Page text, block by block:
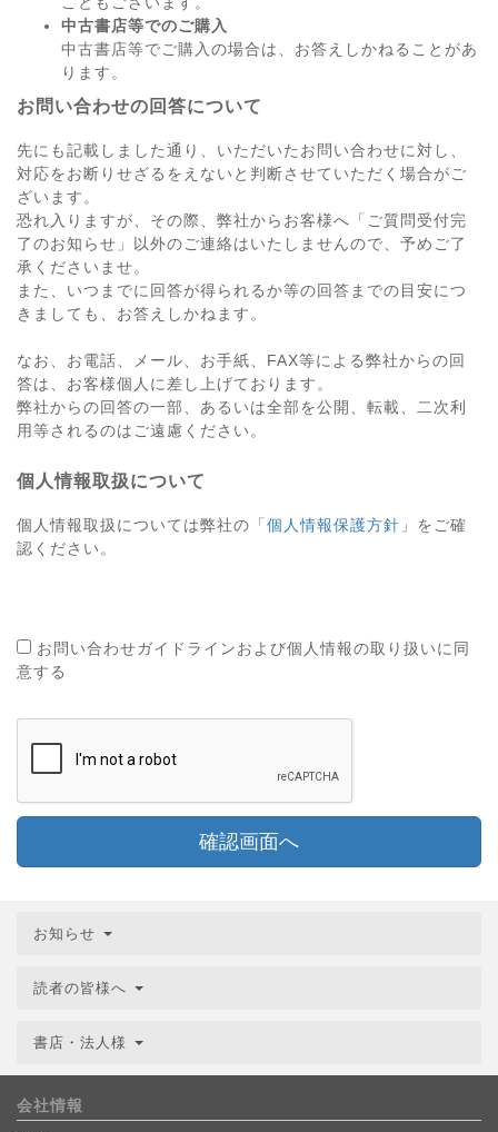
中古書店等でのご購入
中古書店等でご購入の場合は、お答えしかねることがあ
ります。
お問い合わせの回答について
先にも記載しました通り、いただいたお問い合わせに対し、
対応をお断りせざるをえないと判断させていただく場合がご
ざいます。
恐れ入りますが、その際、弊社からお客様へ「ご質問受付完
了のお知らせ」以外のご連絡はいたしませんので、予めご了
承くださいませ。
また、いつまでに回答が得られるか等の回答までの目安につ
きましても、お答えしかねます。
なお、お電話、メール、お手紙、FAX等による弊社からの回
答は、お客様個人に差し上げております。
弊社からの回答の一部、あるいは全部を公開、転載、二次利
用等されるのはご遠慮ください。
個人情報取扱について
個人情報取扱については弊社の「 個人情報保護方針 」をご確
認ください。
お問い合わせガイドラインおよび個人情報の取り扱いに同
意する
確認画面へ
お知らせ
読者の皆様へ
書店・法人様
会社情報